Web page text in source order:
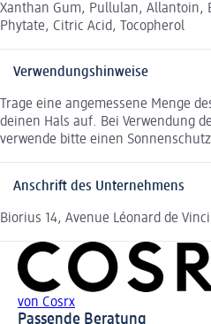
Xanthan Gum, Pullulan, Allantoin,
Phytate, Citric Acid, Tocopherol
Verwendungshinweise
Trage eine angemessene Menge
deinen Hals auf. Bei Verwendung
verwende bitte einen
Anschrift des Unternehmens
Biorius 14, Avenue Léonard de
von Cosrx
Passende Beratung